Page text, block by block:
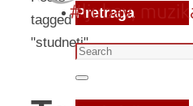
tagged
"studneti"
Pretraga
Search
for:
Search